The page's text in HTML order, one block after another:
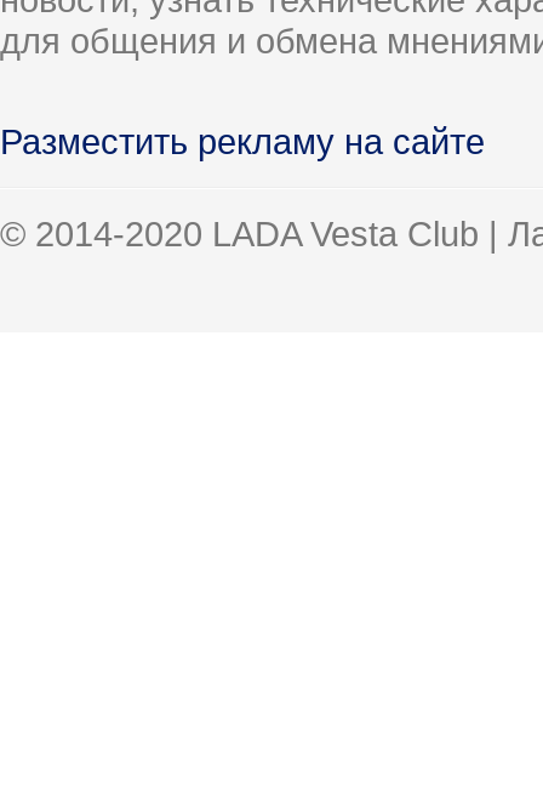
для общения и обмена
Разместить рекламу на сайте
© 2014-2020 LADA Vesta Club |